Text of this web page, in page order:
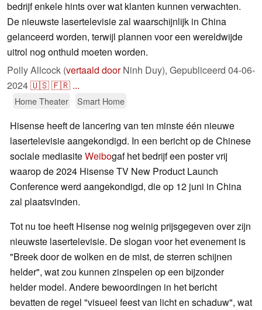
bedrijf enkele hints over wat klanten kunnen verwachten.
De nieuwste lasertelevisie zal waarschijnlijk in China
gelanceerd worden, terwijl plannen voor een wereldwijde
uitrol nog onthuld moeten worden.
Polly Allcock (vertaald doorNinh Duy), Gepubliceerd 04-06-
2024🇺🇸🇫🇷 ...
Home Theater Smart Home
Hisense heeft de lancering van ten minste één nieuwe
lasertelevisie aangekondigd. In een bericht op de Chinese
sociale mediasiteWeibogaf het bedrijf een poster vrij
waarop de 2024 Hisense TV New Product Launch
Conference werd aangekondigd, die op 12 juni in China
zal plaatsvinden.
Tot nu toe heeft Hisense nog weinig prijsgegeven over zijn
nieuwste lasertelevisie. De slogan voor het evenement is
"Breek door de wolken en de mist, de sterren schijnen
helder", wat zou kunnen zinspelen op een bijzonder
helder model. Andere bewoordingen in het bericht
bevatten de regel "visueel feest van licht en schaduw", wat